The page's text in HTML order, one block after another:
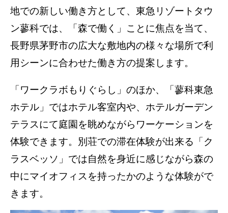
地での新しい働き方として、東急リゾートタウ
ン蓼科では、「森で働く」ことに焦点を当て、
長野県茅野市の広大な敷地内の様々な場所で利
用シーンに合わせた働き方の提案します。
「ワークラボもりぐらし」のほか、「蓼科東急
ホテル」ではホテル客室内や、ホテルガーデン
テラスにて庭園を眺めながらワーケーションを
体験できます。別荘での滞在体験が出来る「ク
ラスベッソ」では自然を身近に感じながら森の
中にマイオフィスを持ったかのような体験がで
きます。